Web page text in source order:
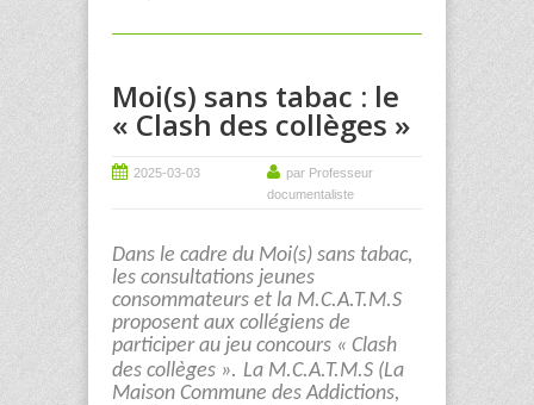
Moi(s) sans tabac : le
« Clash des collèges »
2025-03-03
par Professeur
documentaliste
Dans le cadre du Moi(s) sans tabac,
les consultations jeunes
consommateurs et la M.C.A.T.M.S
proposent aux collégiens de
participer au jeu concours « Clash
des collèges ». La M.C.A.T.M.S (La
Maison Commune des Addictions,